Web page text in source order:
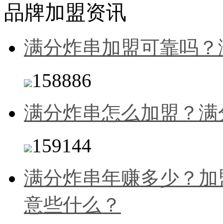
品牌加盟资讯
满分炸串加盟可靠吗
158886
满分炸串怎么加盟？
159144
满分炸串年赚多少？
意些什么？